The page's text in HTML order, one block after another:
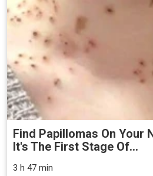
Find Papillomas On Your
It's The First Stage Of...
3 h 47 min